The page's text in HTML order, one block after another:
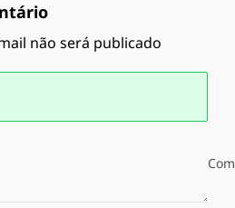
não será publicado